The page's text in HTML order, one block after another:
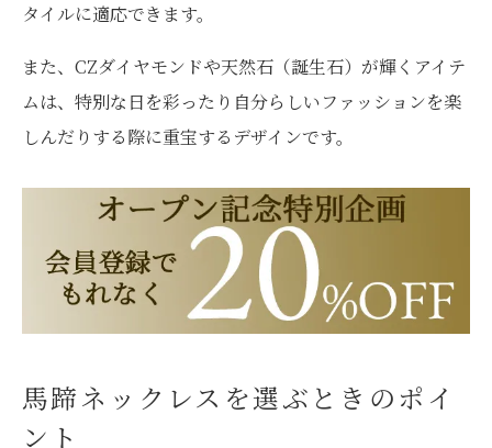
タイルに適応できます。
また、CZダイヤモンドや天然石（誕生石）が輝くアイテ
ムは、特別な日を彩ったり自分らしいファッションを楽
しんだりする際に重宝するデザインです。
馬蹄ネックレスを選ぶときのポイ
ント